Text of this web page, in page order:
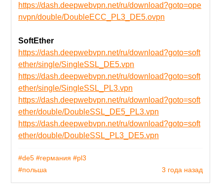
https://dash.deepwebvpn.net/ru/download?goto=ope
nvpn/double/DoubleECC_PL3_DE5.ovpn
SoftEther
https://dash.deepwebvpn.net/ru/download?goto=soft
ether/single/SingleSSL_DE5.vpn
https://dash.deepwebvpn.net/ru/download?goto=soft
ether/single/SingleSSL_PL3.vpn
https://dash.deepwebvpn.net/ru/download?goto=soft
ether/double/DoubleSSL_DE5_PL3.vpn
https://dash.deepwebvpn.net/ru/download?goto=soft
ether/double/DoubleSSL_PL3_DE5.vpn
3 года назад
#de5 #германия #pl3
#польша